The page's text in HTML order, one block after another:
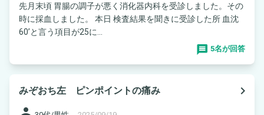
先月末頃 胃腸の調子が悪く消化器内科を受診しました。その
時に採血しました。 本日 検査結果を聞きに受診した所 血沈
60’と言う項目が25に...
5名が回答
みぞおち左 ピンポイントの痛み
navigate_next
person